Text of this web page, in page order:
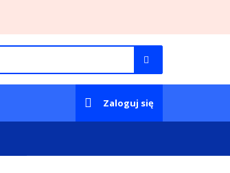
Zaloguj się